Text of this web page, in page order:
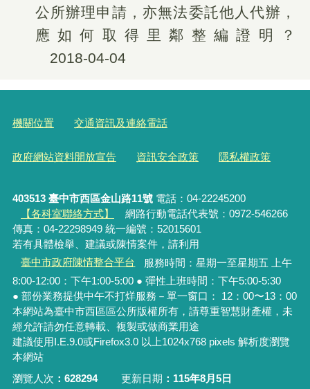
公所辦理申請，亦無法委託他人代辦，
應如何取得里鄰整編證明？
2018-04-04
機關位置 交通資訊及連絡電話
政府網站資料開放宣告 資訊安全政策 隱私權政策
403513 臺中市西區金山路11號電話：04-22245200
【各科室聯絡方式】
網路行動電話代表號：0972-546266
傳真：04-22298949 統一編號：52015601
若有具體檢舉、建議或陳情案件，請利用
臺中市政府陳情整合平台
服務時間：星期一至星期五 上午
8:00-12:00：下午1:00-5:00 ● 彈性上班時間：下午5:00-5:30
● 部份業務提供中午不打烊服務－單一窗口： 12：00〜13：00
本網站為臺中市西區區公所版權所有，請尊重智慧財產權，未
經允許請勿任意轉載、複製或做商業用途
建議使用I.E.9.0或Firefox3.0 以上1024x768 pixels 解析度瀏覽
本網站
瀏覽人次
628294 更新日期 115年8月5日